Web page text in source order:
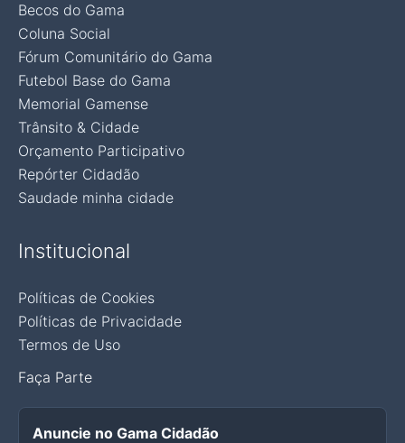
Becos do Gama
Coluna Social
Fórum Comunitário do Gama
Futebol Base do Gama
Memorial Gamense
Trânsito & Cidade
Orçamento Participativo
Repórter Cidadão
Saudade minha cidade
Institucional
Políticas de Cookies
Políticas de Privacidade
Termos de Uso
Faça Parte
Anuncie no Gama Cidadão